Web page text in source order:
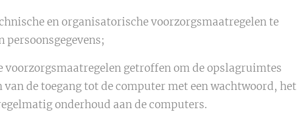
en organisatorische voorzorgsmaatregelen te
getroffen om de opslagruimtes
de toegang tot de computer met een wachtwoord, het
onderhoud aan de computers.